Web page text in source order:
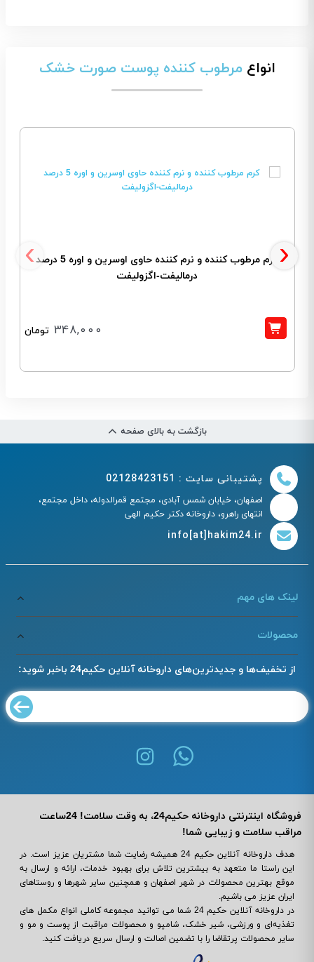
انواعمرطوب کننده پوست صورت خشک
کرم مرطوب کننده و نرم کننده حاوی اوسرین و اوره 5 درصد
درمالیفت-اگزولیفت
348,000 تومان
‹ ›
بازگشت به بالای صفحه
پشتیبانی سایت : 02128423151
اصفهان، خیابان شمس آبادی، مجتمع قمرالدوله، داخل مجتمع،
انتهای راهرو، داروخانه دکتر حکیم الهی
info[at]hakim24.ir
لینک های مهم
محصولات
از تخفیف‌ها و جدیدترین‌های داروخانه آنلاین حکیم24 باخبر شوید:
فروشگاه اینترنتی داروخانه حکیم24، به وقت سلامت! 24ساعت
مراقب سلامت و زیبایی شما!
هدف داروخانه آنلاین حکیم 24 همیشه رضایت شما مشتریان عزیز است. در
این راستا ما متعهد به بیشترین تلاش برای بهبود خدمات، ارائه و ارسال به
موقع بهترین محصولات در شهر اصفهان و همچنین سایر شهرها و روستاهای
ایران عزیز می باشیم.
در داروخانه آنلاین حکیم 24 شما می ‌توانید مجموعه کاملی انواع مکمل‌ های
تغذیه‌ای و ورزشی، شیر خشک، شامپو و محصولات مراقبت از پوست و مو و
سایر محصولات پرتقاضا را با تضمین اصالت و ارسال سریع دریافت کنید.